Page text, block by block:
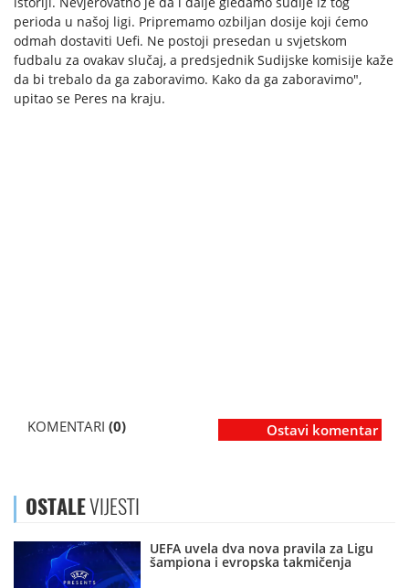
perioda u našoj ligi. Pripremamo ozbiljan dosije koji ćemo
odmah dostaviti Uefi. Ne postoji presedan u svjetskom
fudbalu za ovakav slučaj, a predsjednik Sudijske komisije kaže
da bi trebalo da ga zaboravimo. Kako da ga zaboravimo",
upitao se Peres na kraju.
KOMENTARI (0) Ostavi komentar
OSTALEVIJESTI
UEFA uvela dva nova pravila za Ligu
šampiona i evropska takmičenja